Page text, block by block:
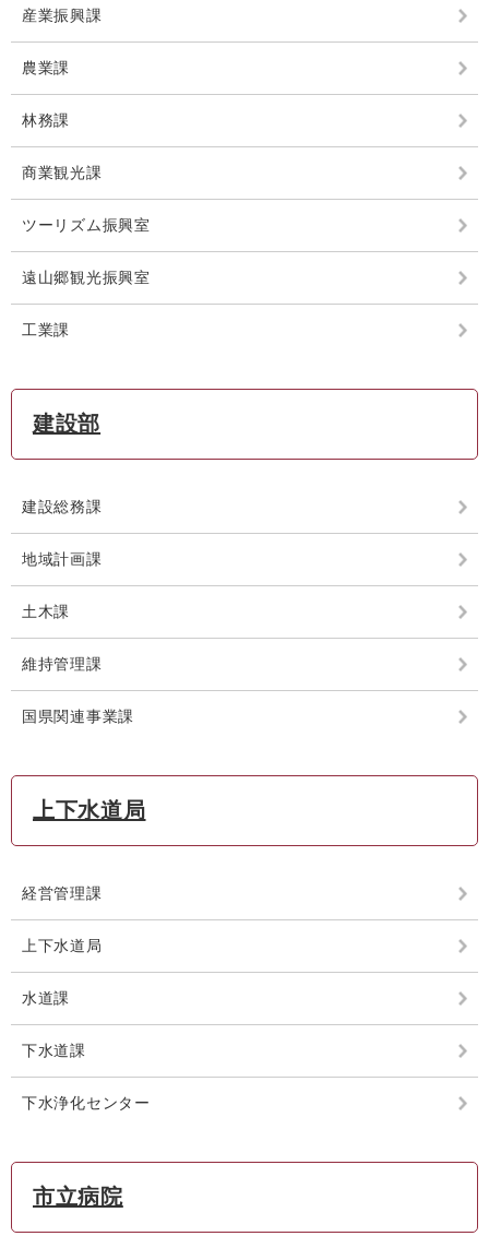
産業振興課
農業課
林務課
商業観光課
ツーリズム振興室
遠山郷観光振興室
工業課
建設部
建設総務課
地域計画課
土木課
維持管理課
国県関連事業課
上下水道局
経営管理課
上下水道局
水道課
下水道課
下水浄化センター
市立病院